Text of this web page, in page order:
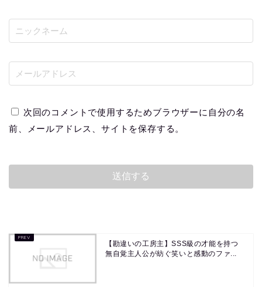
次回のコメントで使用するためブラウザーに自分の名
前、メールアドレス、サイトを保存する。
【勘違いの工房主】SSS級の才能を持つ
無自覚主人公が紡ぐ笑いと感動のファ...